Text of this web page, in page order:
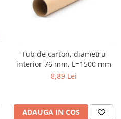
Tub de carton, diametru
interior 76 mm, L=1500 mm
8,89 Lei
ADAUGA IN COS